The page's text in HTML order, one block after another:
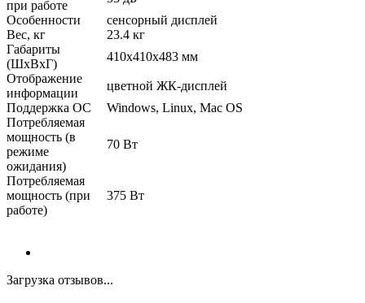
при работе
Особенности
сенсорный дисплей
Вес, кг
23.4 кг
Габариты
(ШхВхГ)
410x410x483 мм
Отображение
информации
цветной ЖК-дисплей
Поддержка ОС
Windows, Linux, Mac OS
Потребляемая
мощность (в
режиме
ожидания)
70 Вт
Потребляемая
мощность (при
работе)
375 Вт
Загрузка отзывов...